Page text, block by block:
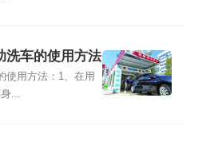
洗车的使用方法
使用方法：1、在用
...